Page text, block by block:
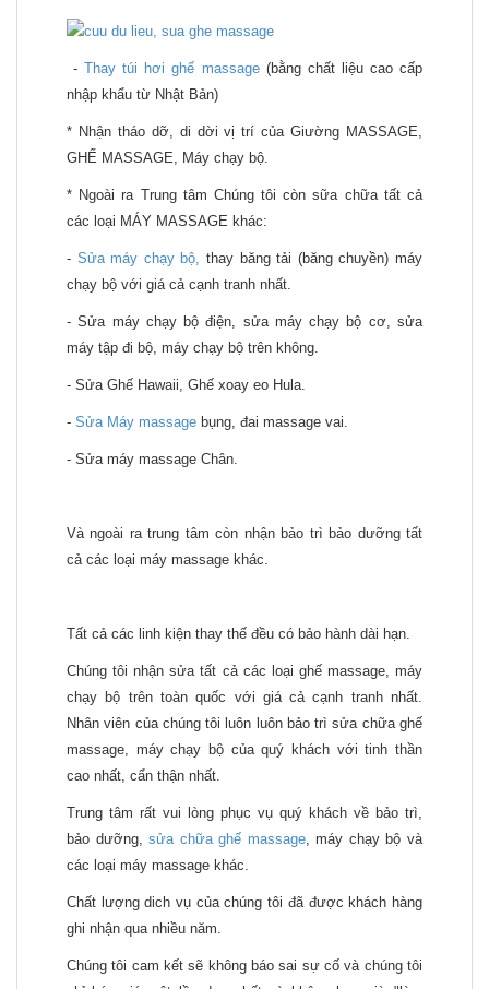
-Thay túi hơi ghế massage(bằng chất liệu cao cấp
nhập khẩu từ Nhật Bản)
* Nhận tháo dỡ, di dời vị trí của Giường MASSAGE,
GHẾ MASSAGE, Máy chạy bộ.
* Ngoài ra Trung tâm Chúng tôi còn sữa chữa tất cả
các loại MÁY MASSAGE khác:
- Sửa máy chạy bộ, thay băng tải (băng chuyền) máy
chạy bộ với giá cả cạnh tranh nhất.
- Sửa máy chạy bộ điện, sửa máy chạy bộ cơ, sửa
máy tập đi bộ, máy chạy bộ trên không.
- Sửa Ghế Hawaii, Ghế xoay eo Hula.
- Sửa Máy massage bụng, đai massage vai.
- Sửa máy massage Chân.
Và ngoài ra trung tâm còn nhận bảo trì bảo dưỡng tất
cả các loại máy massage khác.
Tất cả các linh kiện thay thế đều có bảo hành dài hạn.
Chúng tôi nhận sửa tất cả các loại ghế massage, máy
chạy bộ trên toàn quốc với giá cả cạnh tranh nhất.
Nhân viên của chúng tôi luôn luôn bảo trì sửa chữa ghế
massage, máy chạy bộ của quý khách với tinh thần
cao nhất, cẩn thận nhất.
Trung tâm rất vui lòng phục vụ quý khách về bảo trì,
bảo dưỡng,sửa chữa ghế massage, máy chạy bộ và
các loại máy massage khác.
Chất lượng dich vụ của chúng tôi đã được khách hàng
ghi nhận qua nhiều năm.
Chúng tôi cam kết sẽ không báo sai sự cố và chúng tôi